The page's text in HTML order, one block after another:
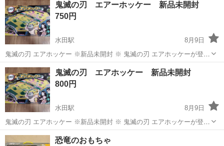
鬼滅の刃 エアーホッケー 新品未開封
750円
水田駅
8月9日
鬼滅の刃 エアホッケー ※新品未開封 ※ 鬼滅の刃 エアホッケーが登
場！ エポック社のエアホッケーに「鬼滅の刃」バージョンが登場で
す！ 鬼殺隊の白熱バトルをエアホッケーで再現！ 本当にパックが浮
く、本格エアフローシステム...
香川 高松市 水田駅 鬼滅の刃
鬼滅の刃 エアホッケー 新品未開封
800円
水田駅
8月9日
鬼滅の刃 エアホッケー ※新品未開封 ※ 鬼滅の刃 エアホッケーが登
場！ エポック社のエアホッケーに「鬼滅の刃」バージョンが登場で
す！ 鬼殺隊の白熱バトルをエアホッケーで再現！ 本当にパックが浮
香川 高松市 水田駅
恐竜のおもちゃ